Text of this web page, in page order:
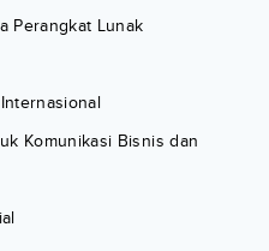
Perangkat Lunak
Komunikasi Bisnis dan